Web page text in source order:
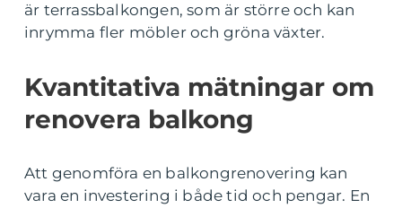
är terrassbalkongen, som är större och kan
inrymma fler möbler och gröna växter.
Kvantitativa mätningar om
renovera balkong
Att genomföra en balkongrenovering kan
vara en investering i både tid och pengar. En